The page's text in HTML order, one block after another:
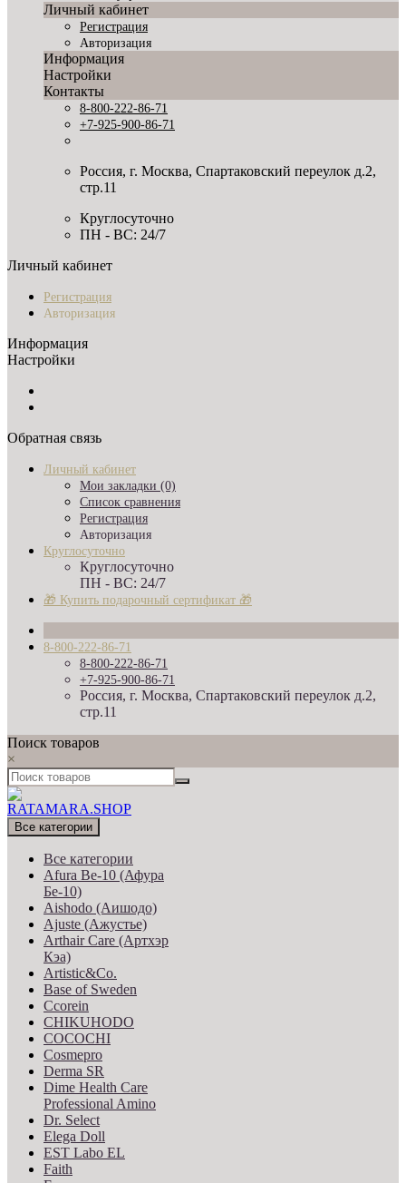
Личный кабинет
Регистрация
Авторизация
Информация
Настройки
Контакты
8-800-222-86-71
+7-925-900-86-71
Россия, г. Москва, Спартаковский переулок д.2,
стр.11
Круглосуточно
ПН - ВС: 24/7
Личный кабинет
Регистрация
Авторизация
Информация
Настройки
Обратная связь
Личный кабинет
Мои закладки (0)
Список сравнения
Регистрация
Авторизация
Круглосуточно
Круглосуточно
ПН - ВС: 24/7
🎁 Купить подарочный сертификат 🎁
8-800-222-86-71
8-800-222-86-71
+7-925-900-86-71
Россия, г. Москва, Спартаковский переулок д.2,
стр.11
Поиск товаров
×
Все категории
Все категории
Afura Be-10 (Афура
Бе-10)
Aishodo (Аишодо)
Ajuste (Ажустье)
Arthair Care (Артхэр
Кэа)
Artistic&Co.
Base of Sweden
Ccorein
CHIKUHODO
COCOCHI
Cosmepro
Derma SR
Dime Health Care
Professional Amino
Dr. Select
Elega Doll
EST Labo EL
Faith